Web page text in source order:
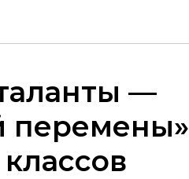
—
перемены»